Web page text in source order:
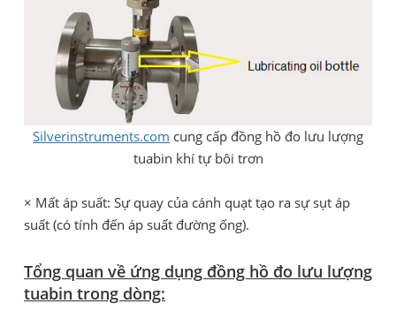
Silverinstruments.com cung cấp đồng hồ đo lưu lượng
tuabin khí tự bôi trơn
× Mất áp suất: Sự quay của cánh quạt tạo ra sự sụt áp
suất (có tính đến áp suất đường ống).
Tổng quan về ứng dụng đồng hồ đo lưu lượng
tuabin trong dòng: